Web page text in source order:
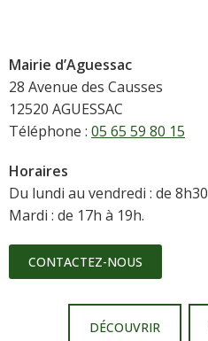
Mairie d’Aguessac
28 Avenue des Causses
12520 AGUESSAC
Téléphone : 05 65 59 80 15
Horaires
Du lundi au vendredi : de
Mardi : de 17h à 19h.
CONTACTEZ-NOUS
DÉCOUVRIR